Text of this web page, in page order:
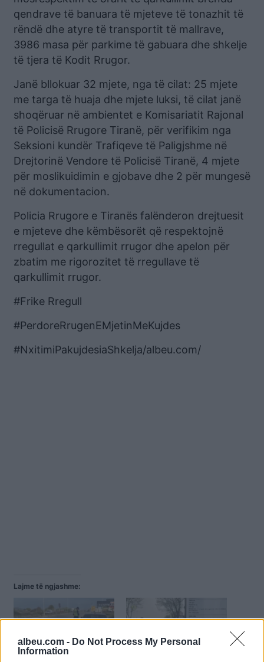
albeu.com - Do Not Process My Personal
Information
qendrave të banuara të mjeteve të tonazhit të
rëndë dhe atyre të transportit të mallrave,
3986 masa për parkime të gabuara dhe shkelje
të tjera të Kodit Rrugor.
Janë bllokuar 32 mjete, nga të cilat: 25 mjete
me targa të huaja dhe mjete luksi, të cilat janë
shoqëruar në ambientet e Komisariatit Rajonal
të Policisë Rrugore Tiranë, për verifikim nga
Seksioni kundër Trafiqeve të Paligjshme në
Drejtorinë Vendore të Policisë Tiranë, 4 mjete
për moslikuidimin e gjobave dhe 2 për mungesë
në dokumentacion.
Policia Rrugore e Tiranës falënderon drejtuesit
e mjeteve dhe këmbësorët që respektojnë
rregullat e qarkullimit rrugor dhe apelon për
zbatim me rigorozitet të rregullave të
qarkullimit rrugor.
#Frike Rregull
#PerdoreRrugenEMjetinMeKujdes
#NxitimiPakujdesiaShkelja/albeu.com/
Lajme të ngjashme: